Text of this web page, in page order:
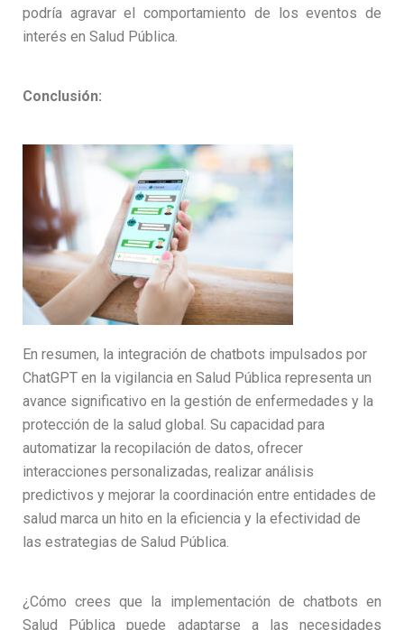
podría agravar el comportamiento de los eventos de
interés en Salud Pública.
Conclusión:
En resumen, la integración de chatbots impulsados por
ChatGPT en la vigilancia en Salud Pública representa un
avance significativo en la gestión de enfermedades y la
protección de la salud global. Su capacidad para
automatizar la recopilación de datos, ofrecer
interacciones personalizadas, realizar análisis
predictivos y mejorar la coordinación entre entidades de
salud marca un hito en la eficiencia y la efectividad de
las estrategias de Salud Pública.
¿Cómo crees que la implementación de chatbots en
Salud Pública puede adaptarse a las necesidades